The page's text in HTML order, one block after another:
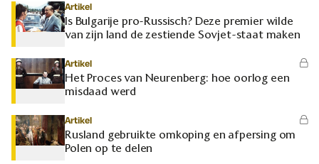
Artikel
Is Bulgarije pro-Russisch? Deze premier wilde
van zijn land de zestiende Sovjet-staat maken
Artikel
Het Proces van Neurenberg: hoe oorlog een
misdaad werd
Artikel
Rusland gebruikte omkoping en afpersing om
Polen op te delen